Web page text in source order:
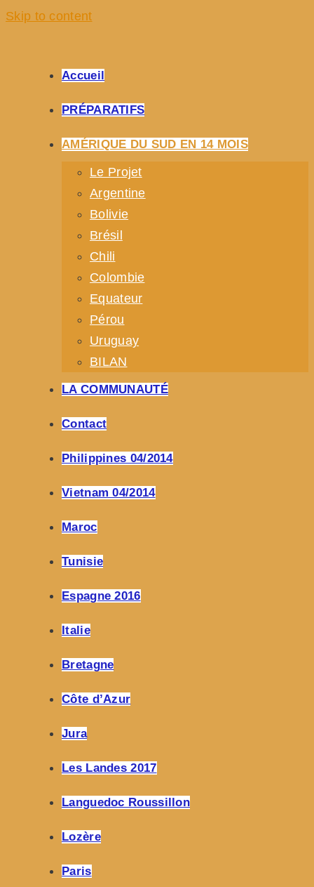
Skip to content
Accueil
PRÉPARATIFS
AMÉRIQUE DU SUD EN 14 MOIS
Le Projet
Argentine
Bolivie
Brésil
Chili
Colombie
Equateur
Pérou
Uruguay
BILAN
LA COMMUNAUTÉ
Contact
Philippines 04/2014
Vietnam 04/2014
Maroc
Tunisie
Espagne 2016
Italie
Bretagne
Côte d’Azur
Jura
Les Landes 2017
Languedoc Roussillon
Lozère
Paris